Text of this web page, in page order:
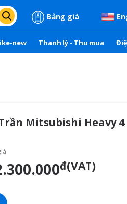
Bảng giá
new Thanh lý - Thu mua
Mitsubishi Heavy 4
đ(VAT)